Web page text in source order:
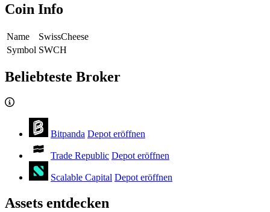
Coin Info
Name
SwissCheese
Symbol SWCH
Beliebteste Broker
Bitpanda Depot eröffnen
Trade Republic Depot eröffnen
Scalable Capital Depot eröffnen
Assets entdecken